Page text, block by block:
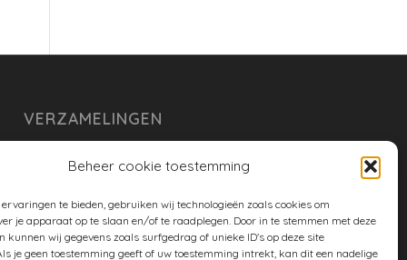
Beheer cookie toestemming
te bieden, gebruiken wij technologieën zoals cookies om
je apparaat op te slaan en/of te raadplegen. Door in te stemmen met deze
kunnen wij gegevens zoals surfgedrag of unieke ID's op deze site
je geen toestemming geeft of uw toestemming intrekt, kan dit een nadelige
VERZAMELINGEN
huishouden
spreekwoorden en gezegden